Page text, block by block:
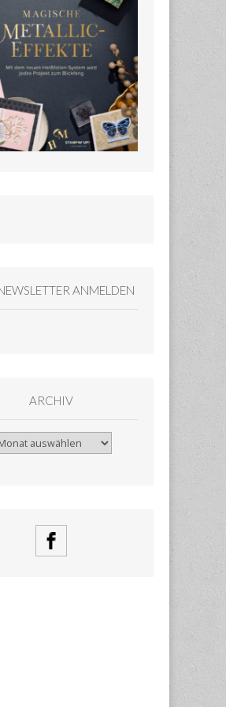
ANMELDEN
ARCHIV